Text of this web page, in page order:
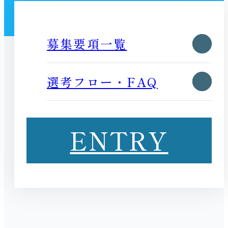
募集要項一覧
選考フロー・FAQ
ENTRY